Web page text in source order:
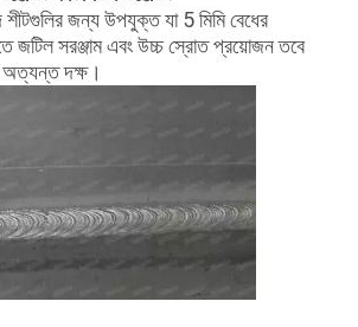
শীটগুলির জন্য উপযুক্ত যা 5 মিমি বেধের
জটিল সরঞ্জাম এবং উচ্চ স্রোত প্রয়োজন তবে
অত্যন্ত দক্ষ।